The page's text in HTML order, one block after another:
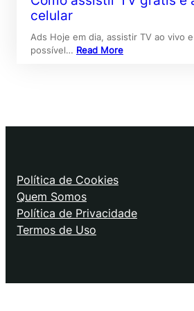
celular
Ads Hoje em dia, assistir TV ao vivo
possível… Read More
Política de Cookies
Quem Somos
Política de Privacidade
Termos de Uso